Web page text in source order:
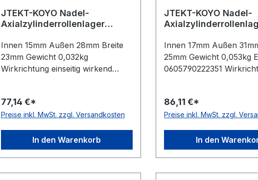
JTEKT-KOYO Nadel-
Axialzylinderrollenlager
Innen 15mm Außen 28mm Breite
23mm Gewicht 0,032kg
Wirkrichtung einseitig wirkend
Käfig Stahlblechkäfig Schmierung
für Fett- oder Ölschmierung
P0/PN bzw. ABEC 1
77,14 €*
Preise inkl. MwSt. zzgl. Versandkosten
In den Warenkorb
JTEKT-KOYO Nadel-
Innen 17mm Außen
25mm Gewicht 0,053kg
0605790222351
Temperaturbereich -20
Käfig Stahlblechkäfig
Toleranzklasse P0/PN
1
86,11 €*
Preise inkl. MwSt. zzgl.
In den